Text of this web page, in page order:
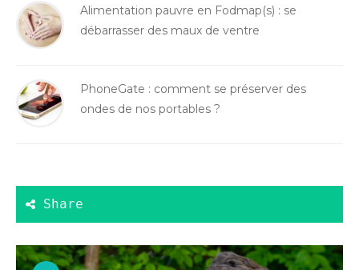
Alimentation pauvre en Fodmap(s) : se
débarrasser des maux de ventre
PhoneGate : comment se préserver des
ondes de nos portables ?